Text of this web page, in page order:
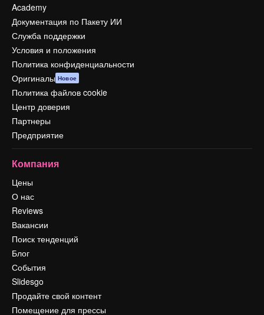
Academy
Документация по Пакету ИИ
Служба поддержки
Условия и положения
Политика конфиденциальности
Оригиналы Новое
Политика файлов cookie
Центр доверия
Партнеры
Предприятие
Компания
Цены
О нас
Reviews
Вакансии
Поиск тенденций
Блог
События
Slidesgo
Продайте свой контент
Помещение для прессы